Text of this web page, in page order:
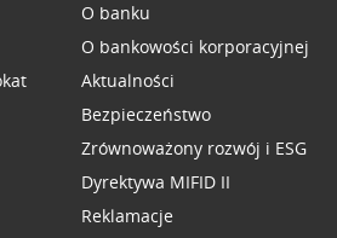
O banku
O bankowości korporacyjnej
Aktualności
Bezpieczeństwo
Zrównoważony rozwój i ESG
Dyrektywa MIFID II
Reklamacje